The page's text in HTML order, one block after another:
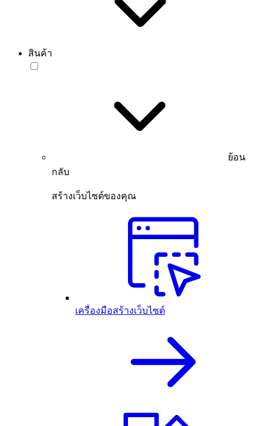
สินค้า
ย้อน
กลับ
สร้างเว็บไซต์ของคุณ
เครื่องมือสร้างเว็บไซต์